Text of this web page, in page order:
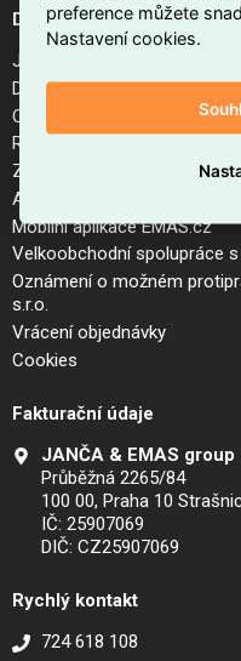
Důležité odkazy
Jak nakupovat na EMAS.cz
Doprava a platba
Obchodní podmínky
Reklamační řád a postup pro
Zásady zpracování osobních
Aktuální ceník
Mobilní aplikace EMAS.cz
Velkoobchodní spolupráce s
Oznámení o možném
s.r.o.
Vrácení objednávky
Cookies
Fakturační údaje
JANČA & EMAS group
Průběžná 2265/84
100 00, Praha 10
IČ: 25907069
DIČ: CZ25907069
Rychlý kontakt
724 618 108
preference můžete
Nastavení cookies.